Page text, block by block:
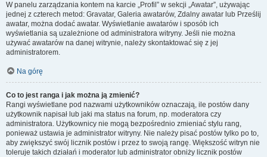
W panelu zarządzania kontem na karcie „Profil” w sekcji „Awatar”, używając
jednej z czterech metod: Gravatar, Galeria awatarów, Zdalny awatar lub Prześlij
awatar, można dodać awatar. Wyświetlanie awatarów i sposób ich
wyświetlania są uzależnione od administratora witryny. Jeśli nie można
używać awatarów na danej witrynie, należy skontaktować się z jej
administratorem.
Na górę
Co to jest ranga i jak można ją zmienić?
Rangi wyświetlane pod nazwami użytkowników oznaczają, ile postów dany
użytkownik napisał lub jaki ma status na forum, np. moderatora czy
administratora. Użytkownicy nie mogą bezpośrednio zmieniać stylu rang,
ponieważ ustawia je administrator witryny. Nie należy pisać postów tylko po to,
aby zwiększyć swój licznik postów i przez to swoją rangę. Większość witryn nie
toleruje takich działań i moderator lub administrator obniży licznik postów